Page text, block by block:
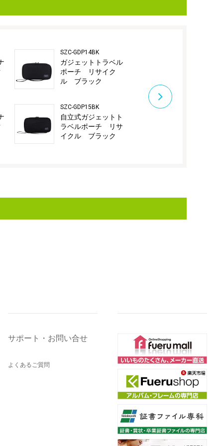
SZC-GDP14BK
ガジェットトラベル
ポーチ リサイク
ル ブラック
SZC-GDP15BK
自立式ガジェットト
ラベルポーチ リサ
イクル ブラック
サポート・お問い合せ
よくあるご質問